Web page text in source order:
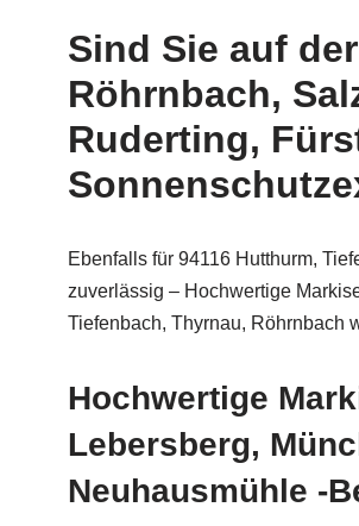
Sind Sie auf
Röhrnbach,
Ruderting,
Ebenfalls für 94116 Hutthurm,
zuverlässig – Hochwertige
Tiefenbach, Thyrnau, Röhrnbach
Hochwertige
Lebersberg,
Neuhausmühle -